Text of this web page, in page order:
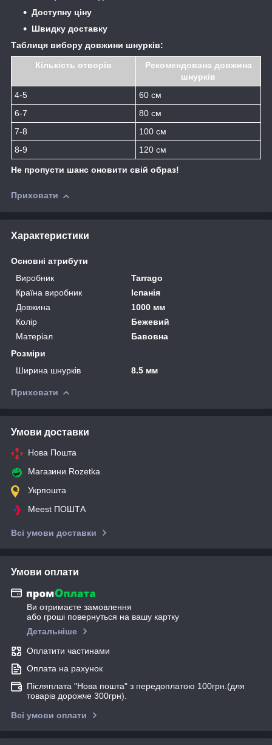
Доступну ціну
Швидку доставку
Таблиця вибору довжини шнурків:
Кількість отворів
Рекомендована довжина
шнурків
4-5
60 см
6-7
80 см
7-8
100 см
8-9
120 см
Не пропусти шанс оновити свій образ!
Приховати
Характеристики
Основні атрибути
Виробник
Tarrago
Країна виробник
Іспанія
Довжина
1000 мм
Колір
Бежевий
Матеріал
Бавовна
Розміри
Ширина шнурків
8.5 мм
Приховати
Умови доставки
Нова Пошта
Магазини Rozetka
Укрпошта
Meest ПОШТА
Всі умови доставки
Умови оплати
Ви отримаєте замовлення
або гроші повернуться на вашу картку
Детальніше
Оплатити частинами
Оплата на рахунок
Післяплата "Нова пошта" з передоплатою 100грн.(для
товарів дорожче 300грн).
Всі умови оплати